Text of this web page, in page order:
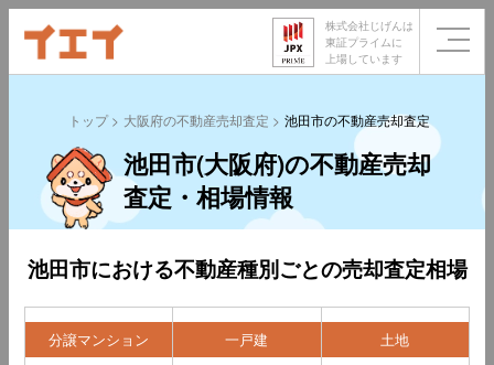
株式会社じげんは
東証プライムに
上場しています
トップ 大阪府の不動産売却査定 池田市の不動産売却査定
池田市(大阪府)の不動産売却
査定・相場情報
池田市における不動産種別ごとの売却査定相場
分譲マンション 一戸建 土地